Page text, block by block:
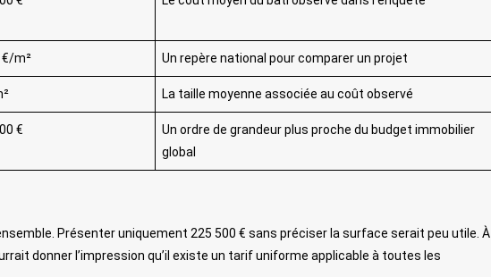
€/m² Un repère national pour comparer un projet
La taille moyenne associée au coût observé
€
Un ordre de grandeur plus proche du budget immobilier
global
Présenter uniquement 225 500 € sans préciser la surface serait peu utile. À
donner l’impression qu’il existe un tarif uniforme applicable à toutes les